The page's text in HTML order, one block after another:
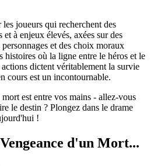
les joueurs qui recherchent des
à enjeux élevés, axées sur des
et des choix moraux
histoires où la ligne entre le héros et le
dictent véritablement la survie
cours est un incontournable.
est entre vos mains - allez-vous
le destin ? Plongez dans le drame
!
d'un Mort...